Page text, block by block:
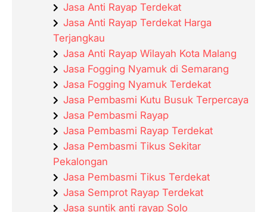
Jasa Anti Rayap Terdekat
Jasa Anti Rayap Terdekat Harga
Terjangkau
Jasa Anti Rayap Wilayah Kota Malang
Jasa Fogging Nyamuk di Semarang
Jasa Fogging Nyamuk Terdekat
Jasa Pembasmi Kutu Busuk Terpercaya
Jasa Pembasmi Rayap
Jasa Pembasmi Rayap Terdekat
Jasa Pembasmi Tikus Sekitar
Pekalongan
Jasa Pembasmi Tikus Terdekat
Jasa Semprot Rayap Terdekat
Jasa suntik anti rayap Solo